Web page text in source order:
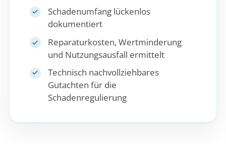
Schadenumfang lückenlos
dokumentiert
Reparaturkosten, Wertminderung
und Nutzungsausfall ermittelt
Technisch nachvollziehbares
Gutachten für die
Schadenregulierung